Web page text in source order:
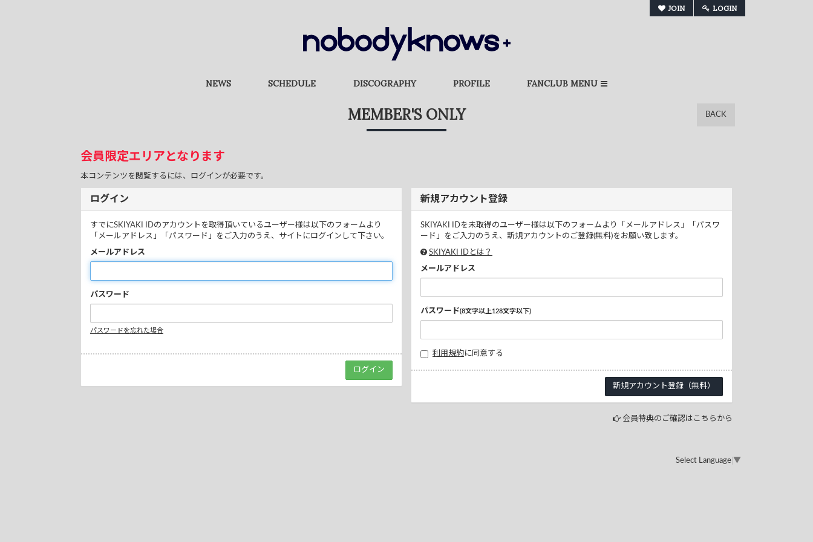
NEWS SCHEDULE DISCOGRAPHY PROFILE FANCLUB MENU
JOIN LOGIN
MEMBER'S ONLY BACK
会員限定エリアとなります
本コンテンツを閲覧するには、ログインが必要です。
ログイン
すでにSKIYAKI IDのアカウントを取得頂いているユーザー様は以下のフォームより
「メールアドレス」「パスワード」をご入力のうえ、サイトにログインして下さい。
メールアドレス
パスワード
パスワードを忘れた場合
新規アカウント登録
SKIYAKI IDを未取得のユーザー様は以下のフォームより「メールアドレス」「パスワ
ード」をご入力のうえ、新規アカウントのご登録(無料)をお願い致します。
SKIYAKI IDとは？
メールアドレス
パスワード(8文字以上128文字以下)
利用規約に同意する
会員特典のご確認はこちらから
Select Language ▼